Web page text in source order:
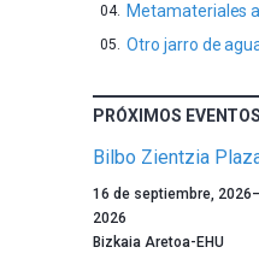
Metamateriales
Otro jarro de
PRÓXIMOS EVENTOS
Bilbo Zientzia
Un
año
más,
16 de septiembre, 2026
2026
Bizkaia Aretoa-EHU